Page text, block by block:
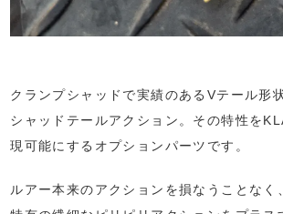
クランプシャッドで実績のあるVテール形
シャッドテールアクション。その特性を
現可能にするオプションパーツです。
ルアー本来のアクションを損なうことなく